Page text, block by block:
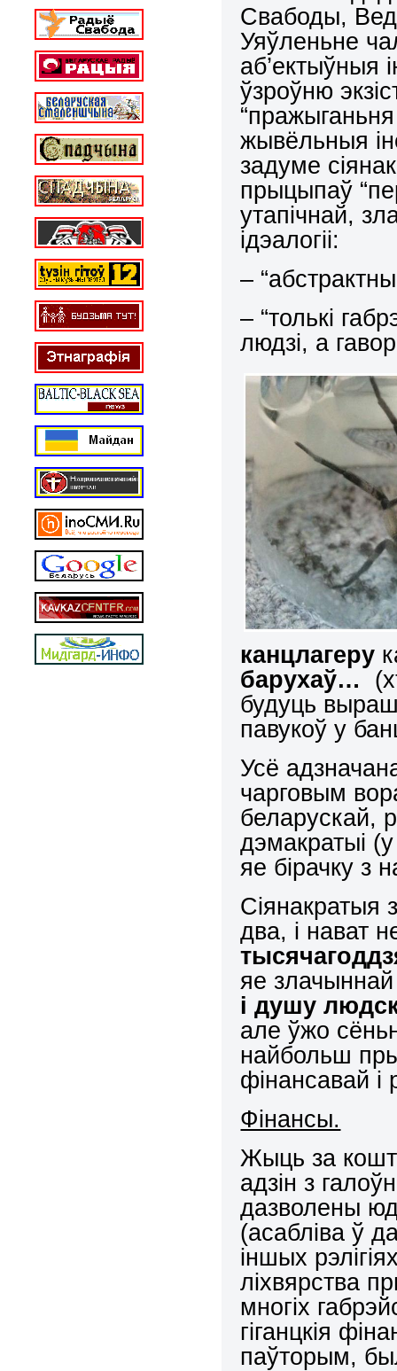
Свабоды,
Уяўленьне
аб’ектыўныя
ўзроўню
жывёльныя
задуме
прыцыпаў
утапічнай,
ідэалогіі:
–
– “толькі
людзі, а
канцлагеру
барухаў…
будуць
павукоў у
Усё
чарговым
беларускай,
дэмакратыі
яе бірачку з
Сіянакратыя
два, і нават
яе
і душу
але ўжо
найбольш
фінансавай і
Фінансы.
Жыць за кошт
адзін з
дазволены
(асабліва ў
іншых
ліхвярства
многіх
гіганцкія
паўторым,